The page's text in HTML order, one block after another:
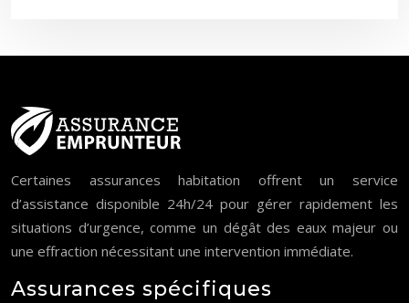
Certaines assurances habitation offrent un service
d’assistance disponible 24h/24 pour gérer rapidement les
situations d’urgence, comme un dégât des eaux majeur ou
une effraction nécessitant une intervention immédiate.
Assurances spécifiques